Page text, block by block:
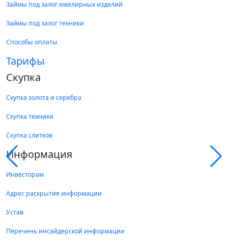
Займы под залог ювелирных изделий
Займы под залог техники
Способы оплаты
Тарифы
Скупка
Скупка золота и серебра
Скупка техники
Скупка слитков
Информация
Инвесторам
Адрес раскрытия информации
Устав
Перечень инсайдерской информации